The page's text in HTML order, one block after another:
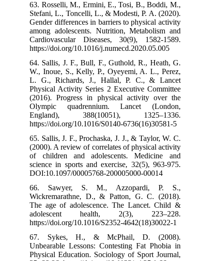
63. Rosselli,
Stefani, L.,
Gender
among
https://doi.org/
64. Sallis, J.
W., Inoue, S.,
L. G.,
Physical
(2016).
Olympic
England),
https://doi.org/
65. Sallis, J.
(2000). A
of children
science in
66.
The age of
https://doi.org/
67. Sykes,
Unbearable
Physical